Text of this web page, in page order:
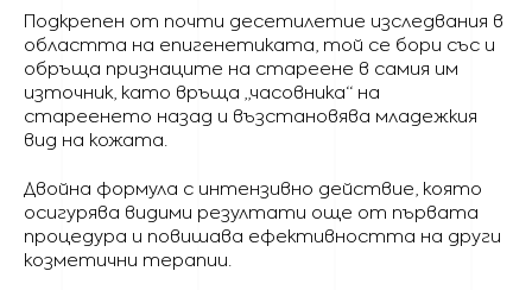
Подкрепен от почти десетилетие изследвания в
областта на епигенетиката, той се бори със и
обръща признаците на стареене в самия им
източник, като връща „часовника“ на
стареенето назад и възстановява младежкия
вид на кожата.
Двойна формула с интензивно действие, която
осигурява видими резултати още от първата
процедура и повишава ефективността на други
козметични терапии.